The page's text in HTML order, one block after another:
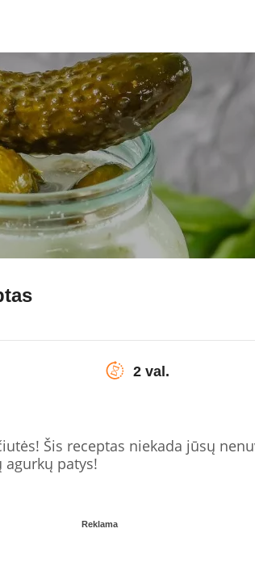
2 val.
Šis receptas niekada jūsų
patys!
Reklama